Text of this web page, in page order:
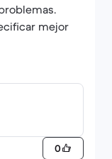
mejor
0